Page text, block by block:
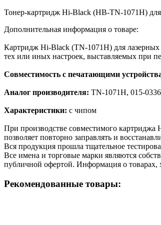
Тонер-картридж Hi-Black (HB-TN-1071H)
Дополнительная информация о товаре:
Картридж Hi-Black (TN-1071H) для лазерных
тех или иных настроек, выставляемых при
Совместимость с печатающими
Аналог производителя: TN-1071H, 015-
Характеристики: с чипом
При производстве совместимого
позволяет повторно заправлять и
Вся продукция прошла тщательное
Все имена и торговые марки являются
публичной офертой. Информация о товарах,
Рекомендованные товары: